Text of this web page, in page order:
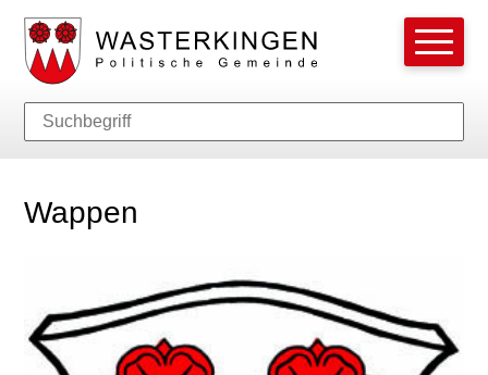
Navigieren in Wasterkingen
Schnellnavigation
Suche
Suchbegriff
Wappen